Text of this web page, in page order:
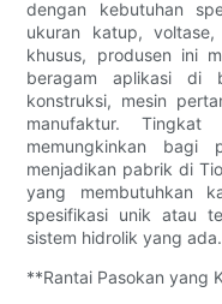
dengan kebutuhan
ukuran katup,
khusus, produsen ini
beragam aplikasi di
konstruksi, mesin
manufaktur.
memungkinkan bagi
menjadikan pabrik di
yang membutuhkan
spesifikasi unik atau
sistem hidrolik yang ada.
**Rantai Pasokan yang